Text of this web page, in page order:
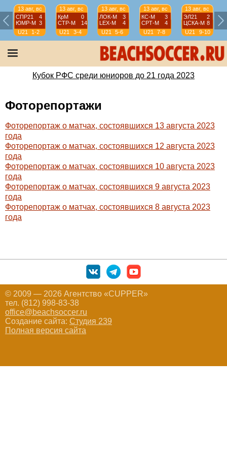
13 авг, вс
СПР21
4
ЮМР-М 3
U21
1-2
13 авг, вс
КрМ
0
СТР-М
14
U21
3-4
13 авг, вс
ЛОК-М
3
LEX-М
4
U21
5-6
13 авг, вс
КС-М
3
СРТ-М
4
U21
7-8
13 авг, вс
ЭЛ21
2
ЦСКА-М 8
U21
9-10
Кубок РФС среди юниоров до 21 года 2023
Фоторепортажи
Фоторепортаж о матчах, состоявшихся 13 августа 2023
года
Фоторепортаж о матчах, состоявшихся 12 августа 2023
года
Фоторепортаж о матчах, состоявшихся 10 августа 2023
года
Фоторепортаж о матчах, состоявшихся 9 августа 2023
года
Фоторепортаж о матчах, состоявшихся 8 августа 2023
года
© 2009 — 2026 Агентство «CUPPER»
тел. (812) 998-83-38
office@beachsoccer.ru
Создание сайта: Студия 239
Полная версия сайта